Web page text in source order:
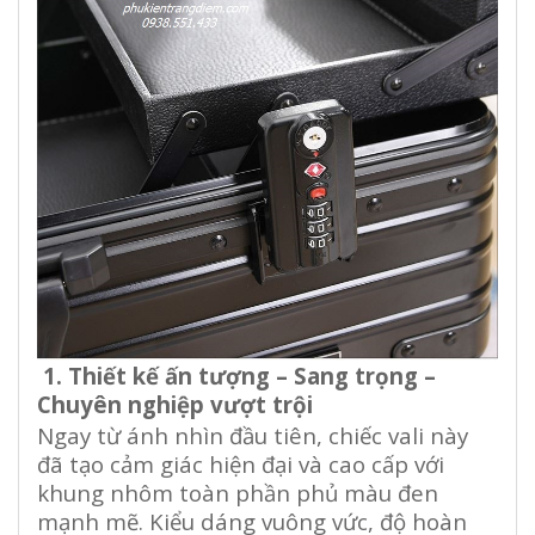
1. Thiết kế ấn tượng – Sang trọng –
Chuyên nghiệp vượt trội
Ngay từ ánh nhìn đầu tiên, chiếc vali này
đã tạo cảm giác hiện đại và cao cấp với
khung nhôm toàn phần phủ màu đen
mạnh mẽ. Kiểu dáng vuông vức, độ hoàn